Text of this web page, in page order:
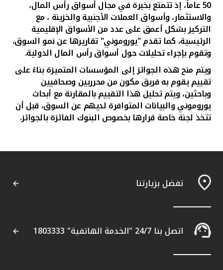
50 عاماً، إذ تتمتع بخبرة في مجال أسواق رأس المال،
والاستثمار، وأسواق العملات الأجنبية والخزينة ، مع
التركيز بشكل أعمق على عدد من الأسواق الإقليمية
الرئيسية، كما تقدم "يوروموني" تقاريرها عن نمو السوق،
وتقوم بإجراء تحليلات حول أسواق رأس المال الدولية.
ويتم منح هذه الجوائز إلى المؤسسات المتميزة بناءً على
تقييم يقوم به فريق مكون من محرريين وصحافيين
وباحثين، ويتم تحليل هذا التقييم بالمقارنة مع أبحاث
يوروموني والبيانات المتوافرة لديهم عن السوق، قبل أن
تتخذ لجنة خاصة قرارها بخصوص البنوك الفائزة بالجوائز.
تفضل بزيارتنا
اتصل بنا 24/7 "الخدمة الهاتفية" 1803333